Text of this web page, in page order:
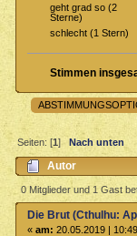
geht grad so (2
Sterne)
schlecht (1 Stern)
Stimmen
Seiten: [1] Nach unten
Autor
Bewertung &
0 Mitglieder und 1 Gast
Die Brut (Cthulhu:
« am: 20.05.2019 |